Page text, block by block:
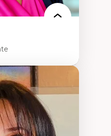
et adoption des
innovantes
du nouveau
en milieu